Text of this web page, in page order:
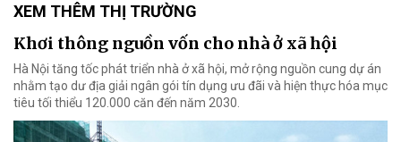
XEM THÊM THỊ TRƯỜNG
Khơi thông nguồn vốn cho nhà ở xã hội
Hà Nội tăng tốc phát triển nhà ở xã hội, mở rộng nguồn cung dự án
nhằm tạo dư địa giải ngân gói tín dụng ưu đãi và hiện thực hóa mục
tiêu tối thiểu 120.000 căn đến năm 2030.